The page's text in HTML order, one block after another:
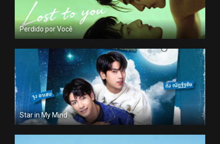
Perdido por Você
Star in My Mind